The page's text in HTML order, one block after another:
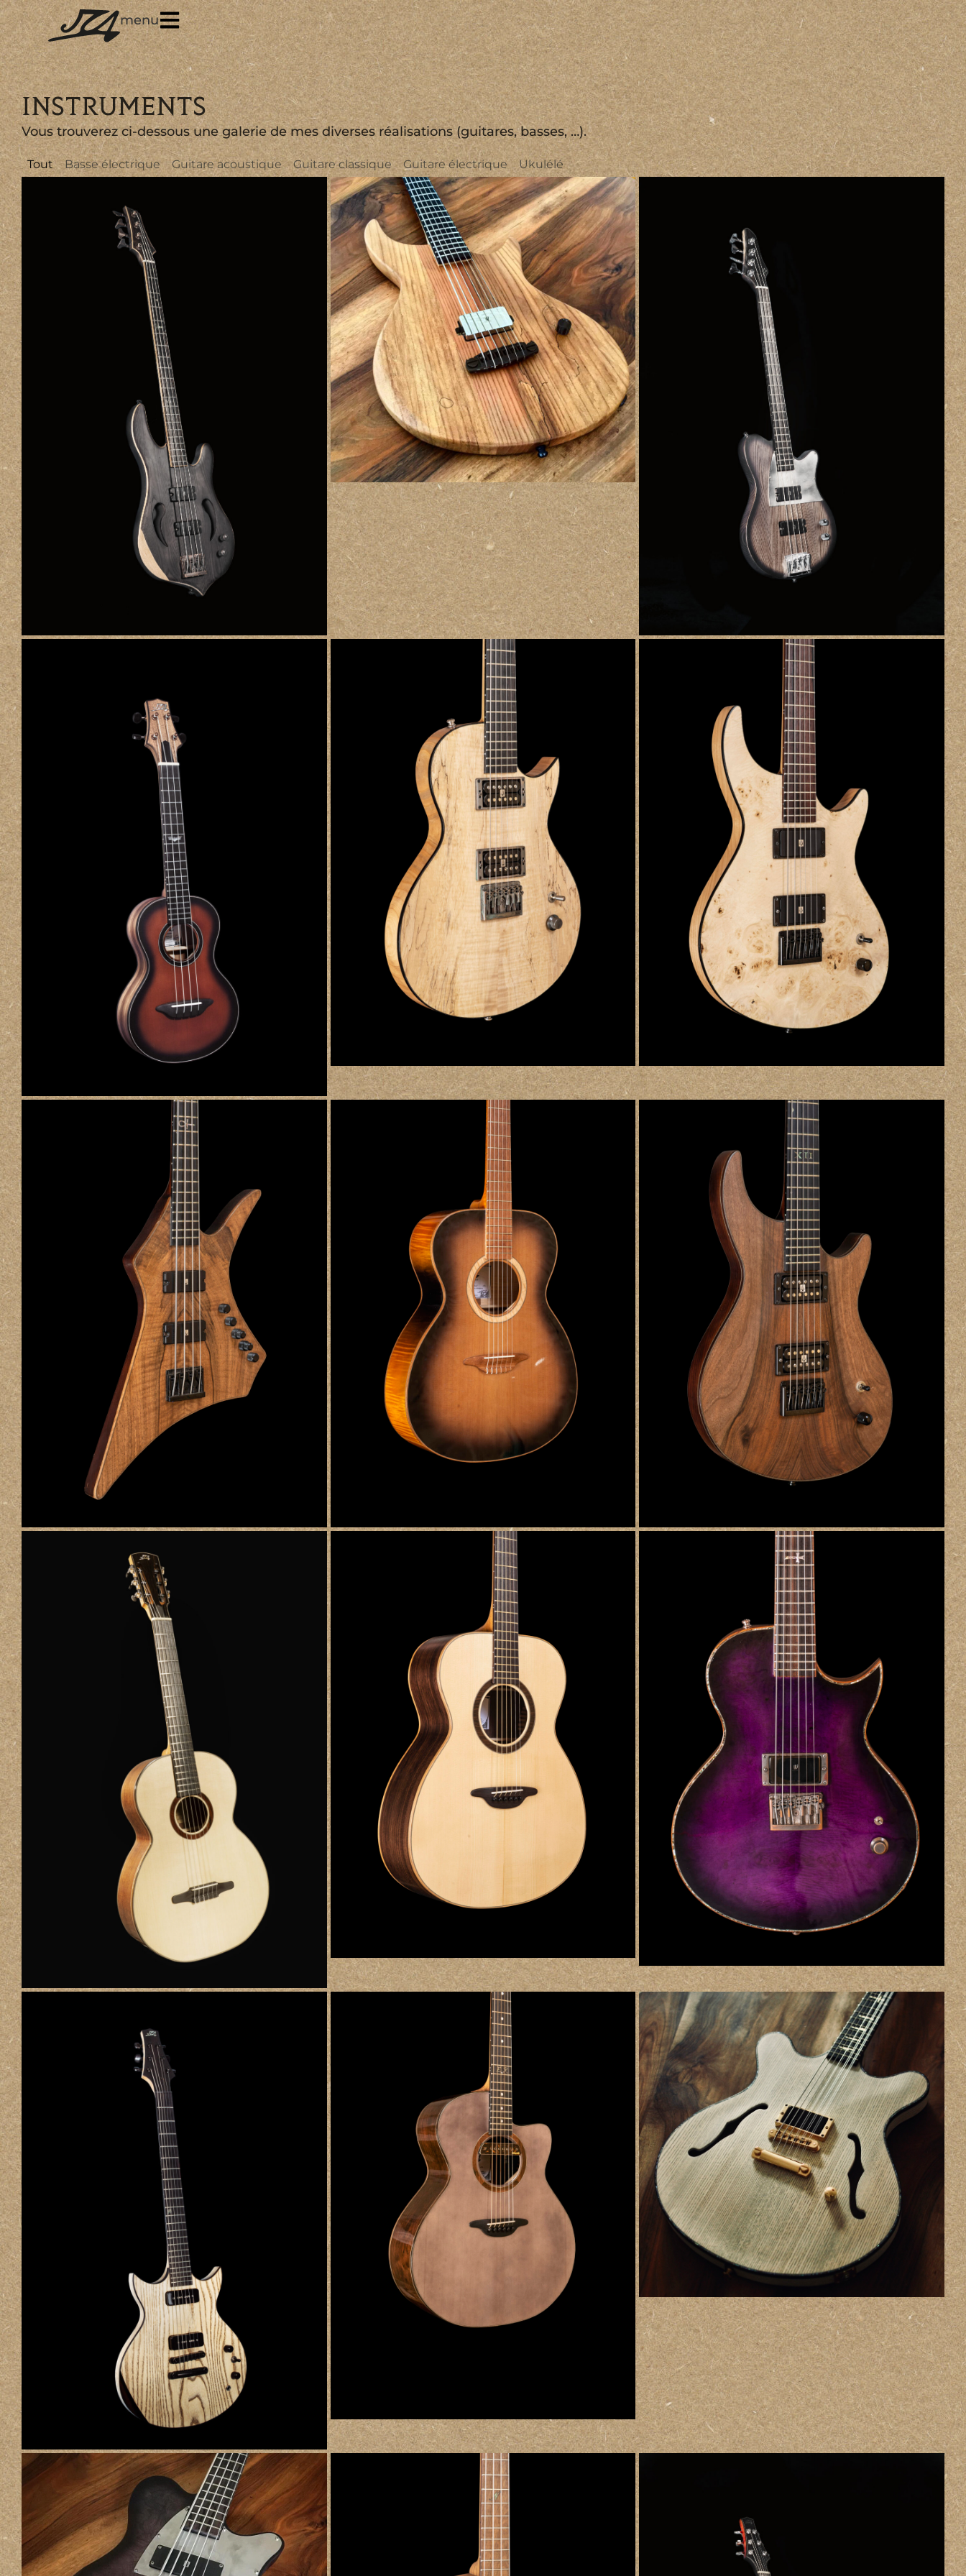
menu
INSTRUMENTS
Vous trouverez ci-dessous une galerie de mes diverses réalisations (guitares, basses, …).
Basse électrique Guitare acoustique Guitare classique Guitare électrique Ukulélé
Tout